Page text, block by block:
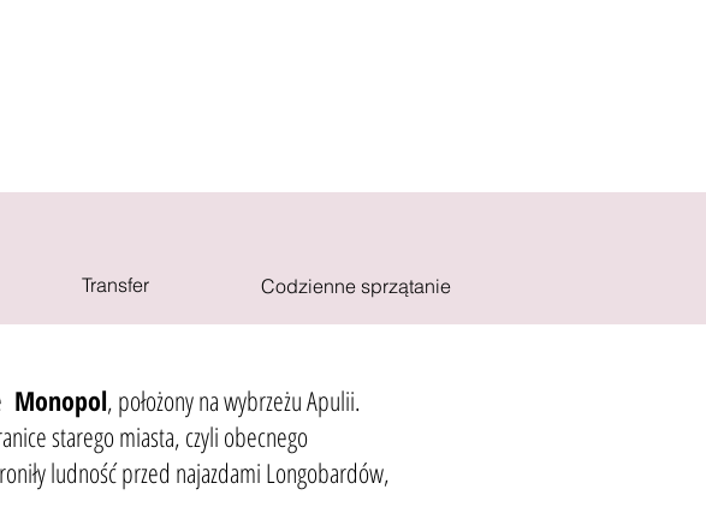
Transfer Codzienne sprzątanie
Monopol, położony na wybrzeżu Apulii.
starego miasta, czyli obecnego
ludność przed najazdami Longobardów,